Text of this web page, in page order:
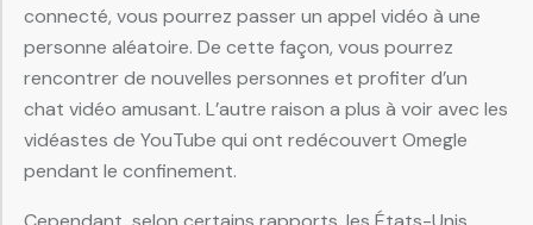
connecté, vous pourrez passer un appel vidéo à une
personne aléatoire. De cette façon, vous pourrez
rencontrer de nouvelles personnes et profiter d’un
chat vidéo amusant. L’autre raison a plus à voir avec les
vidéastes de YouTube qui ont redécouvert Omegle
pendant le confinement.